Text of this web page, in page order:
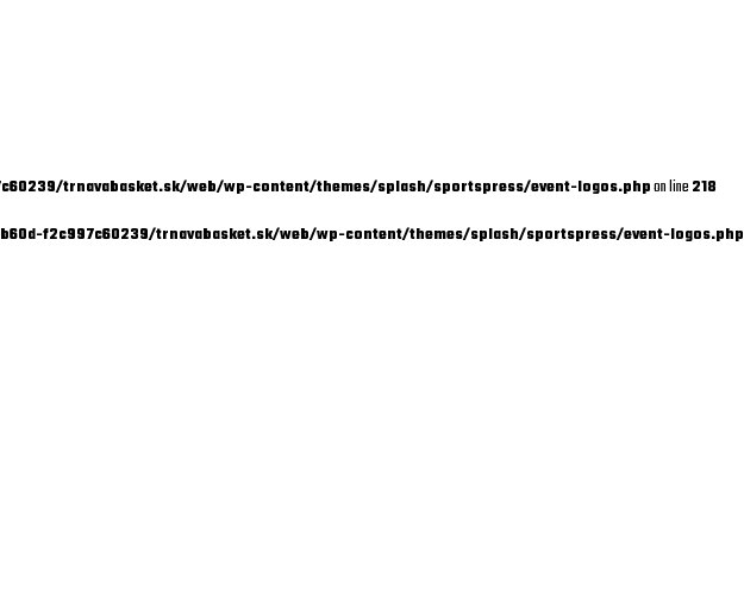
trnavabasket.sk/web/wp-content/themes/splash/sportspress/event-logos.phpon line 218
f2c997c60239/trnavabasket.sk/web/wp-content/themes/splash/sportspress/event-logos.php